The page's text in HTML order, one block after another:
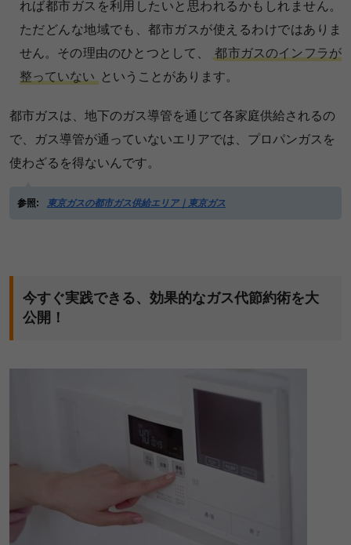
れば都市ガスを利用したいと思われるかもしれません。
ただどんな地域でも、都市ガスが使えるわけではありま
せん。その理由のひとつとして、
都市ガスのインフラが
整っていない
ということがあります。
都市ガスは、地下のガス導管を通じて各家庭供給されるの
で、ガス導管が通っていないエリアでは、プロパンガスを
使わざるを得ないんです。
参照: 東京ガスの都市ガス供給エリア｜東京ガス
今すぐ実践できる、効果的なガス代節約術を大
公開！